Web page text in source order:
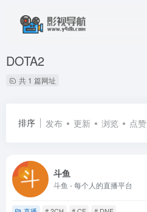
DOTA2
共 1 篇网址
排序 发布 更新 浏览 点赞
斗鱼
斗鱼 - 每个人的直播平台